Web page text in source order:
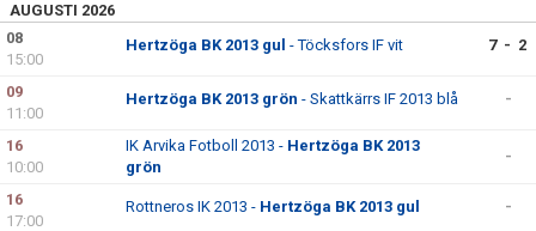
AUGUSTI 2026
08
15:00
Hertzöga BK 2013 gul - Töcksfors IF vit 7 - 2
09
11:00
Hertzöga BK 2013 grön - Skattkärrs IF 2013 blå -
16
10:00
IK Arvika Fotboll 2013 - Hertzöga BK 2013
grön
-
16
17:00
Rottneros IK 2013 - Hertzöga BK 2013 gul -